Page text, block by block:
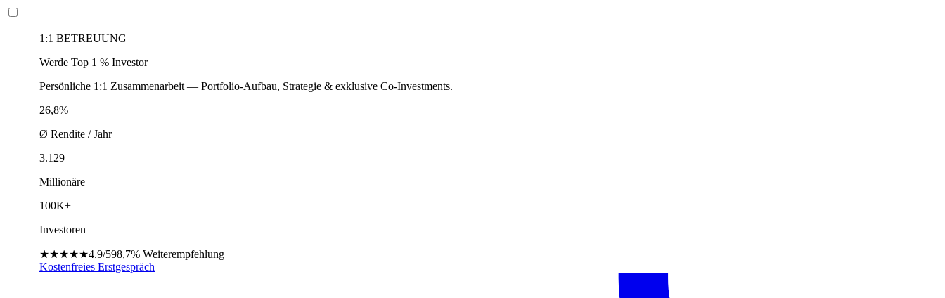
1:1 BETREUUNG
Werde Top 1 % Investor
Persönliche 1:1 Zusammenarbeit — Portfolio-Aufbau, Strategie & exklusive Co-Investments.
26,8%
Ø Rendite / Jahr
3.129
Millionäre
100K+
Investoren
★★★★★4.9/598,7% Weiterempfehlung
Kostenfreies Erstgespräch